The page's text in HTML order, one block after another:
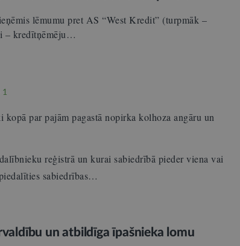
lēmumu pret AS “West Kredit” (turpmāk –
– kredītņēmēju…
1
par pajām pagastā nopirka kolhoza angāru un
reģistrā un kurai sabiedrībā pieder viena vai
sabiedrības…
un atbildīga īpašnieka lomu